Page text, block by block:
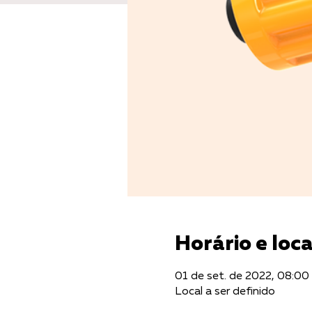
Horário e
01 de set. de 2022, 08:00
Local a ser definido